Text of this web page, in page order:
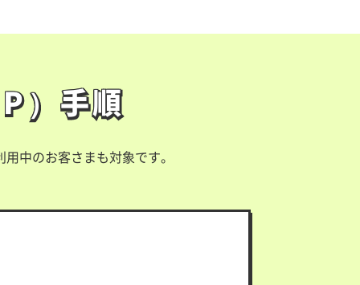
）手順
）手順
中のお客さまも対象です。